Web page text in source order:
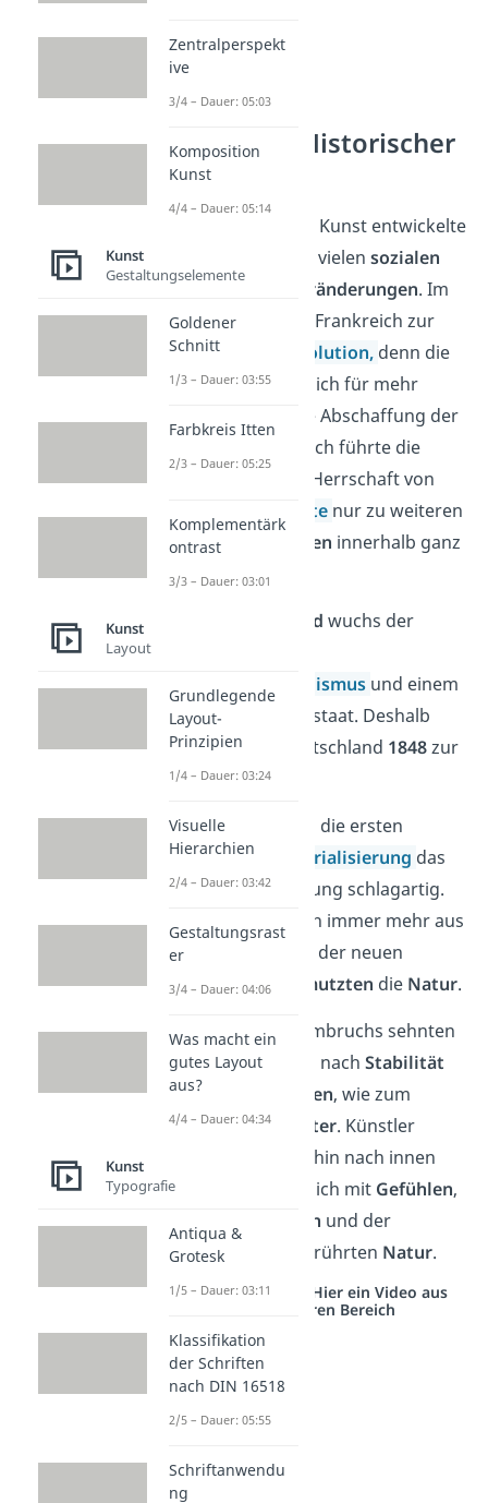
Romantik – Historischer
Hintergrund
Die Romantik in der Kunst entwickelte
sich gleichzeitig mit vielen sozialen
undpolitischen Veränderungen. Im
Jahr1789kam es in Frankreich zur
Französischen Revolution, denn die
Menschen setzten sich für mehr
Demokratie und die Abschaffung der
Monarchie ein. Jedoch führte die
Revolution und die Herrschaft von
Napoleon Bonaparte nur zu weiteren
Unruhen
Kriegen innerhalb ganz
Europas.
Deutschland wuchs der
Wunsch nach mehr
Sozialismus,
Liberalismus und einem
deutschen Nationalstaat. Deshalb
kam es auch in Deutschland 1848zur
Revolution.
Zudem veränderten die ersten
Anfänge der
Industrialisierung das
Leben der Bevölkerung schlagartig.
Städte breiteten sich immer mehr aus
und die Abfallstoffe der neuen
Maschinenverschmutzten die Natur.
In dieser Zeit des Umbruchs sehnten
sich viele Menschen nach Stabilität
undalten Ordnungen, wie zum
Beispiel imMittelalter. Künstler
kehrten sich daraufhin nach innen
und beschäftigten sich mit Gefühlen,
Übersinnlichen und der
Schönheit der unberührten Natur.
Studyflix vernetzt: Hier ein Video aus
einem anderen Bereich
Zentralperspekt
ive
3/4 – Dauer: 05:03
Komposition
Kunst
4/4 – Dauer: 05:14
Kunst
Gestaltungselemente
Goldener
Schnitt
1/3 – Dauer: 03:55
Farbkreis Itten
2/3 – Dauer: 05:25
Komplementärk
ontrast
3/3 – Dauer: 03:01
Kunst
Layout
Grundlegende
Layout-
Prinzipien
1/4 – Dauer: 03:24
Visuelle
Hierarchien
2/4 – Dauer: 03:42
Gestaltungsrast
er
3/4 – Dauer: 04:06
Was macht ein
gutes Layout
aus?
4/4 – Dauer: 04:34
Kunst
Typografie
Antiqua &
Grotesk
1/5 – Dauer: 03:11
Klassifikation
der Schriften
nach DIN 16518
2/5 – Dauer: 05:55
Schriftanwendu
ng